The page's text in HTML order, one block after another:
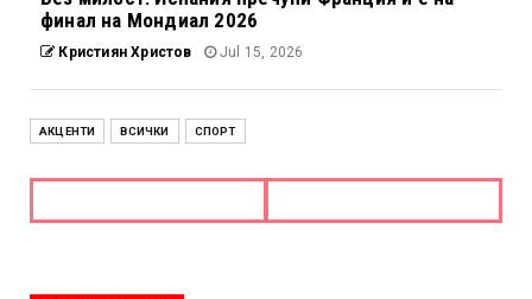
финал на Мондиал 2026
Кристиян Христов Jul 15, 2026
АКЦЕНТИ ВСИЧКИ СПОРТ